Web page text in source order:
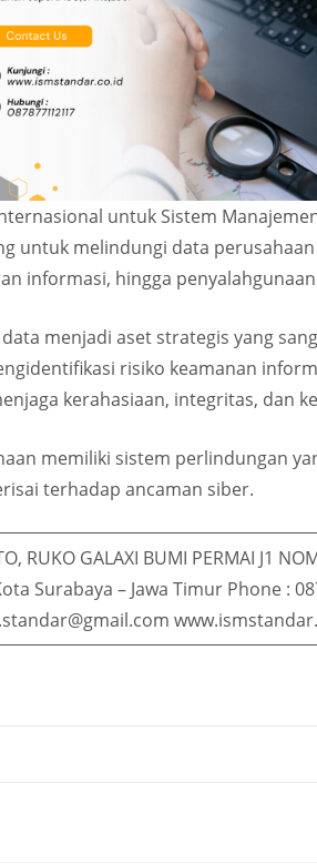
untuk Sistem
untuk melindungi data
informasi, hingga
menjadi aset strategis yang
risiko keamanan
kerahasiaan, integritas, dan
memiliki sistem perlindungan
terhadap ancaman siber.
RUKO GALAXI BUMI PERMAI J1
Surabaya – Jawa Timur Phone :